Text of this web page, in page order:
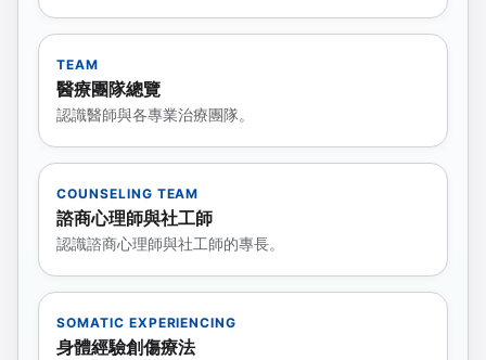
TEAM
醫療團隊總覽
認識醫師與各專業治療團隊。
COUNSELING TEAM
諮商心理師與社工師
認識諮商心理師與社工師的專長。
SOMATIC EXPERIENCING
身體經驗創傷療法